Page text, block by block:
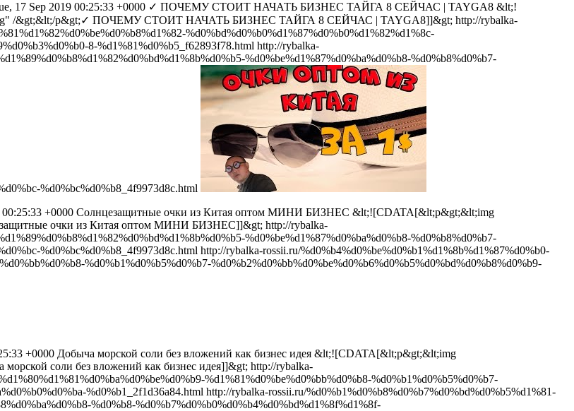
17 Sep 2019 00:25:33 +0000 ✓ ПОЧЕМУ СТОИТ НАЧАТЬ БИЗНЕС ТАЙГА 8 СЕЙЧАС | TAYGA8 &lt;!
/&gt;&lt;/p&gt;✓ ПОЧЕМУ СТОИТ НАЧАТЬ БИЗНЕС ТАЙГА 8 СЕЙЧАС | TAYGA8]]&gt; http://rybalka-
%d0%bd%d0%b0%d1%87%d0%b0%d1%82%d1%8c-
8-%d1%81%d0%b5_f62893f78.html http://rybalka-
%d0%be%d1%87%d0%ba%d0%b8-%d0%b8%d0%b7-
%d0%bc%d0%b8_4f9973d8c.html
+0000 Солнцезащитные очки из Китая оптом МИНИ БИЗНЕС &lt;![CDATA[&lt;p&gt;&lt;img
очки из Китая оптом МИНИ БИЗНЕС]]&gt; http://rybalka-
%d0%be%d1%87%d0%ba%d0%b8-%d0%b8%d0%b7-
%d0%bc%d0%b8_4f9973d8c.html http://rybalka-rossii.ru/%d0%b4%d0%be%d0%b1%d1%8b%d1%87%d0%b0-
%d0%b1%d0%b5%d0%b7-%d0%b2%d0%bb%d0%be%d0%b6%d0%b5%d0%bd%d0%b8%d0%b9-
+0000 Добыча морской соли без вложений как бизнес идея &lt;![CDATA[&lt;p&gt;&lt;img
соли без вложений как бизнес идея]]&gt; http://rybalka-
%d1%81%d0%be%d0%bb%d0%b8-%d0%b1%d0%b5%d0%b7-
%d0%b1_2f1d36a84.html http://rybalka-rossii.ru/%d0%b1%d0%b8%d0%b7%d0%bd%d0%b5%d1%81-
%d0%b8-%d0%b7%d0%b0%d0%b4%d0%bd%d1%8f%d1%8f-